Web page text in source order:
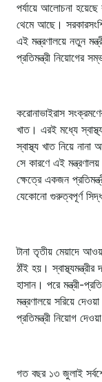
পর্যায়ে আলোচনা
থেমে আছে।
এই মন্ত্রণালয়ে নতুন
প্রতিমন্ত্রী নিয়োগের
করোনাভাইরাস
খাত। এরই মধ্যে
স্বাস্থ্য খাত নিয়ে
সে কারণে এই
ক্ষেত্রে একজন
যেকোনো গুরুত্বপূর্ণ
টানা তৃতীয় মেয়াদে
ঠাঁই হয়।
হাসান। পরে মন্ত্রী-
মন্ত্রণালয়ে সরিয়ে
প্রতিমন্ত্রী নিয়োগ
গত বছর ১৩ জুলাই